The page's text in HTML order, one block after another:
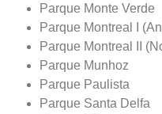
Parque Monte Verde
Parque Montreal I
Parque Montreal II
Parque Munhoz
Parque Paulista
Parque Santa Delfa